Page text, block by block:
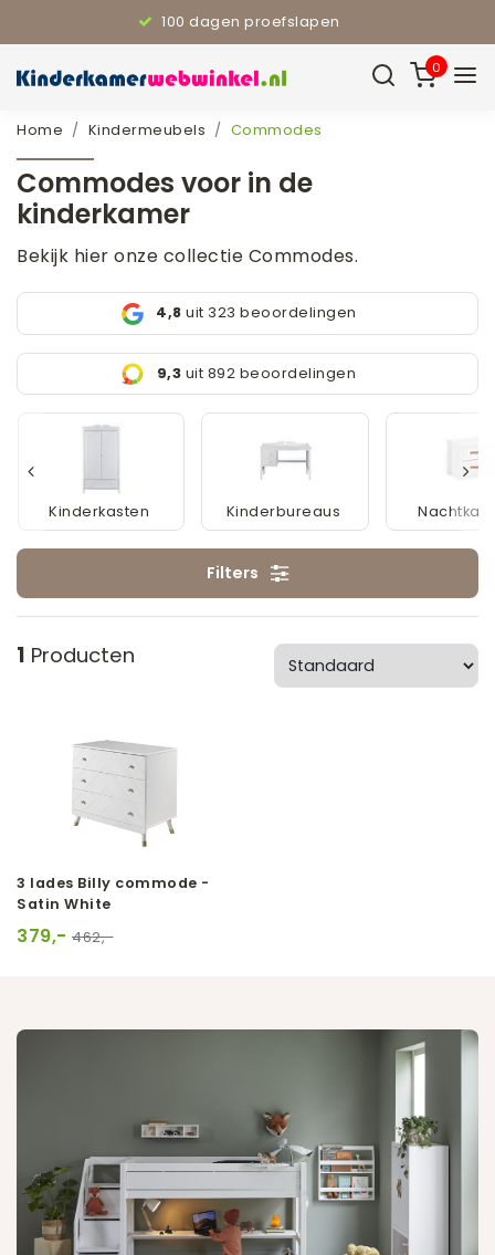
110% Laagste prijsgarantie
0
Home Kindermeubels Commodes
Commodes voor in de
kinderkamer
Bekijk hier onze collectie Commodes.
4,8 uit 323 beoordelingen
9,3 uit 892 beoordelingen
Kinderkasten Kinderbureaus
Filters
1 Producten
3 lades Billy commode -
Satin White
379,- 462,-